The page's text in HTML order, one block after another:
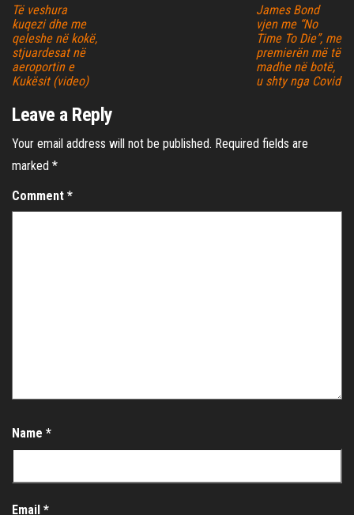
Të veshura
kuqezi dhe me
qeleshe në kokë,
stjuardesat në
aeroportin e
Kukësit (video)
James Bond
vjen me “No
Time To Die”, me
premierën më të
madhe në botë,
u shty nga Covid
Leave a Reply
Your email address will not be published. Required fields are
marked *
Comment *
Name *
Email *